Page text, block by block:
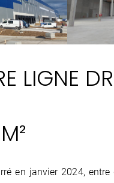
LIGNE
en janvier 2024,